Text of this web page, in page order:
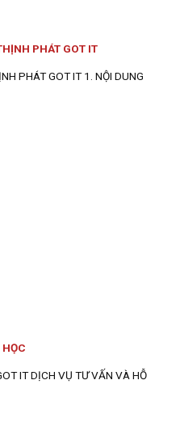
PHÁT GOT IT
PHÁT GOT IT 1. NỘI DUNG
IT DỊCH VỤ TƯ VẤN VÀ HỖ